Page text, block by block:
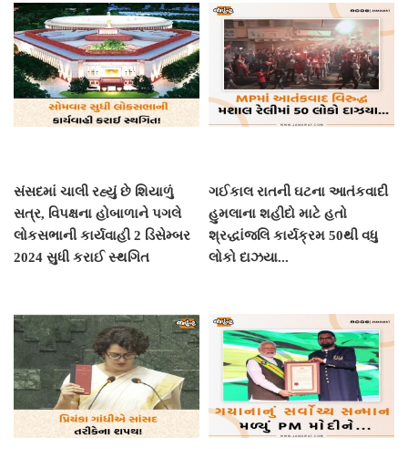
સંસદમાં ચાલી રહ્યું છે શિયાળું
સત્ર, વિપક્ષના હોબાળાને પગલે
લોકસભાની કાર્યવાહી 2 ડિસેમ્બર
2024 સુધી કરાઈ સ્થગિત
ગઈકાલ રાતની ઘટના આતંકવાદી
હુમલાના શહીદો માટે હતો
શ્રદ્ધાંજલિ કાર્યક્રમ 50થી વધુ
લોકો દાઝયા...